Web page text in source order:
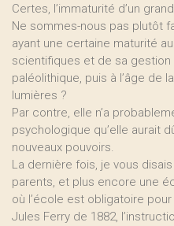
Certes, l’immaturité d’un
Ne sommes-nous pas plutôt
ayant une certaine maturité
scientifiques et de sa gestion
paléolithique, puis à l’âge de
lumières ?
Par contre, elle n’a
psychologique qu’elle aurait
nouveaux pouvoirs.
La dernière fois, je vous
parents, et plus encore une
où l’école est obligatoire
Jules Ferry de 1882,